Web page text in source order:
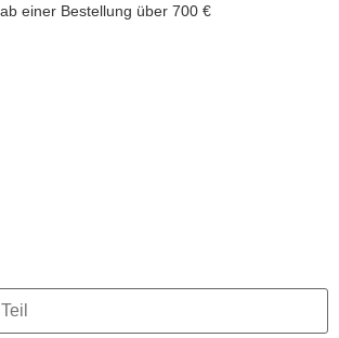
einer Bestellung über 700 €